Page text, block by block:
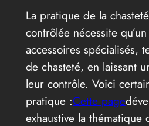
La pratique de la
contrôlée nécessite
accessoires spécialisés,
de chasteté, en laissant
leur contrôle. Voici
pratique :Cette page
exhaustive la thématique